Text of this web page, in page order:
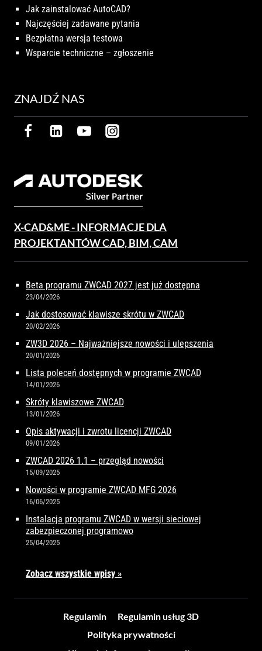
Jak zainstalować AutoCAD?
Najczęściej zadawane pytania
Bezpłatna wersja testowa
Wsparcie techniczne – zgłoszenie
ZNAJDŹ NAS
X-CAD&ME - INFORMACJE DLA
PROJEKTANTÓW CAD, BIM, CAM
Beta programu ZWCAD 2027 jest już dostępna
23/04/2026
Jak dostosować klawisze skrótu w ZWCAD
20/02/2026
ZW3D 2026 – Najważniejsze nowości i ulepszenia
20/01/2026
Lista poleceń dostępnych w programie ZWCAD
14/01/2026
Skróty klawiszowe ZWCAD
13/01/2026
Opis aktywacji i zwrotu licencji ZWCAD
09/01/2026
ZWCAD 2026 1.1 – przegląd nowości
15/09/2025
Nowości w programie ZWCAD MFG 2026
16/06/2025
Instalacja programu ZWCAD w wersji sieciowej
zabezpieczonej programowo
25/04/2025
Zobacz wszystkie wpisy »
Regulamin
Regulamin usług 3D
Polityka prywatności